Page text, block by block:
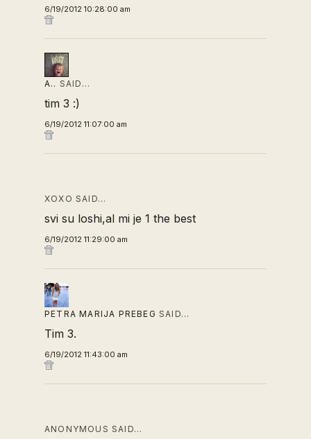
6/19/2012 10:28:00 am
A.. SAID…
tim 3 :)
6/19/2012 11:07:00 am
XOXO SAID…
svi su loshi,al mi je 1 the best
6/19/2012 11:29:00 am
PETRA MARIJA PREBEG SAID…
Tim 3.
6/19/2012 11:43:00 am
ANONYMOUS SAID…